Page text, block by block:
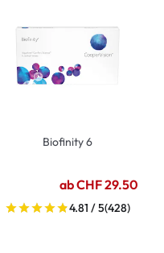
Biofinity 6
ab CHF 29.50
4.81 / 5(428)